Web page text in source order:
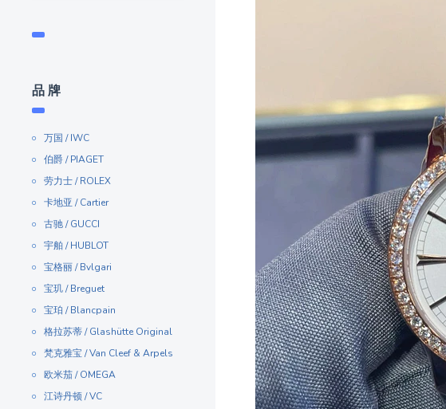
品 牌
万国 / IWC
伯爵 / PIAGET
劳力士 / ROLEX
卡地亚 / Cartier
古驰 / GUCCI
宇舶 / HUBLOT
宝格丽 / Bvlgari
宝玑 / Breguet
宝珀 / Blancpain
格拉苏蒂 / Glashütte Original
梵克雅宝 / Van Cleef & Arpels
欧米茄 / OMEGA
江诗丹顿 / VC